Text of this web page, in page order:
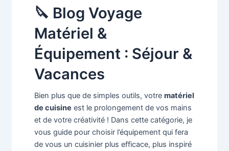
🔪 Blog Voyage
Matériel &
Équipement : Séjour &
Vacances
Bien plus que de simples outils, votre matériel
de cuisine est le prolongement de vos mains
et de votre créativité ! Dans cette catégorie, je
vous guide pour choisir l’équipement qui fera
de vous un cuisinier plus efficace, plus inspiré